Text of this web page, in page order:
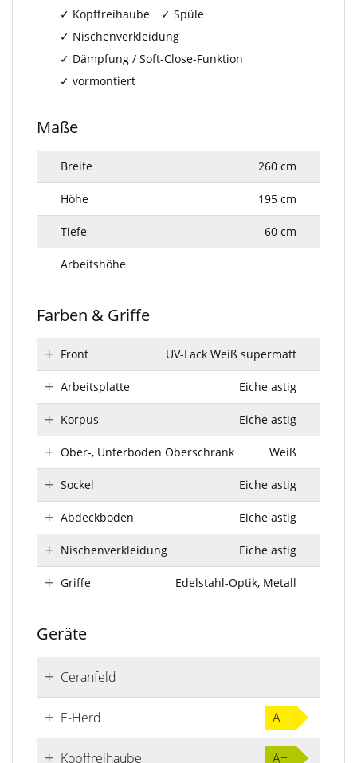
Kopffreihaube
Spüle
Nischenverkleidung
Dämpfung / Soft-Close-Funktion
vormontiert
Maße
Breite 260 cm
Höhe 195 cm
Tiefe 60 cm
Arbeitshöhe
Farben & Griffe
Front UV-Lack Weiß supermatt
Arbeitsplatte Eiche astig
Korpus Eiche astig
Ober-, Unterboden Oberschrank Weiß
Sockel Eiche astig
Abdeckboden Eiche astig
Nischenverkleidung Eiche astig
Griffe Edelstahl-Optik, Metall
Geräte
Ceranfeld
E-Herd A
Kopffreihaube A+